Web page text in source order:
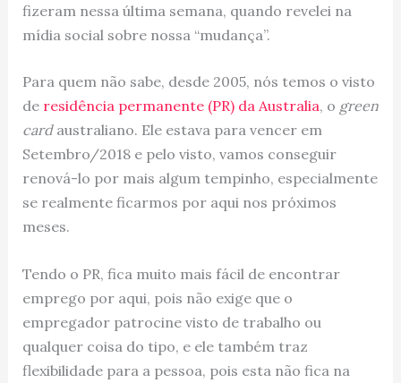
fizeram nessa última semana, quando revelei na
mídia social sobre nossa “mudança”.
Para quem não sabe, desde 2005, nós temos o visto
de residência permanente (PR) da Australia, o green
cardaustraliano. Ele estava para vencer em
Setembro/2018 e pelo visto, vamos conseguir
renová-lo por mais algum tempinho, especialmente
se realmente ficarmos por aqui nos próximos
meses.
Tendo o PR, fica muito mais fácil de encontrar
emprego por aqui, pois não exige que o
empregador patrocine visto de trabalho ou
qualquer coisa do tipo, e ele também traz
flexibilidade para a pessoa, pois esta não fica na